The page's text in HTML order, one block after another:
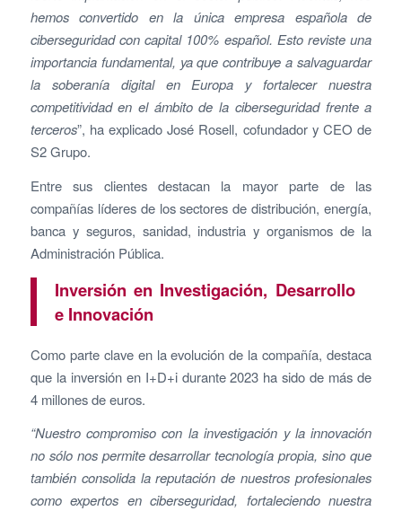
hemos convertido en la única empresa española de
ciberseguridad con capital 100% español. Esto reviste una
importancia fundamental, ya que contribuye a salvaguardar
la soberanía digital en Europa y fortalecer nuestra
competitividad en el ámbito de la ciberseguridad frente a
terceros”, ha explicado José Rosell, cofundador y CEO de
S2 Grupo.
Entre sus clientes destacan la mayor parte de las
compañías líderes de los sectores de distribución, energía,
banca y seguros, sanidad, industria y organismos de la
Administración Pública.
Inversión en Investigación, Desarrollo
e Innovación
Como parte clave en la evolución de la compañía, destaca
que la inversión en I+D+i durante 2023 ha sido de más de
4 millones de euros.
“Nuestro compromiso con la investigación y la innovación
no sólo nos permite desarrollar tecnología propia, sino que
también consolida la reputación de nuestros profesionales
como expertos en ciberseguridad, fortaleciendo nuestra